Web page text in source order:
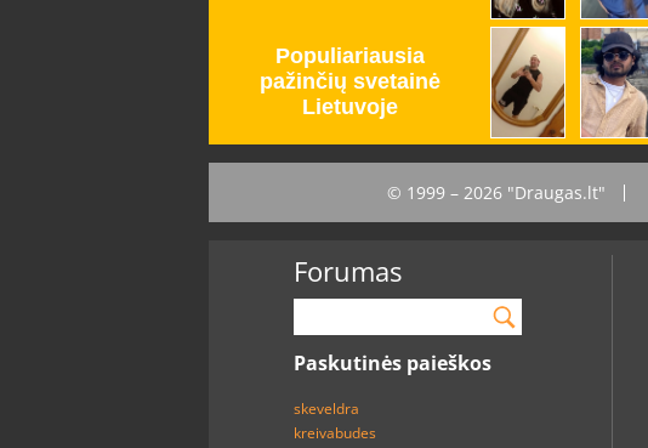
© 1999 – 2026 "Draugas.lt"
Forumas
Paskutinės paieškos
skeveldra
kreivabudes